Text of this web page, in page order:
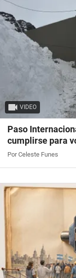
VIDEO
Paso
cumplirse para
Por Celeste Funes